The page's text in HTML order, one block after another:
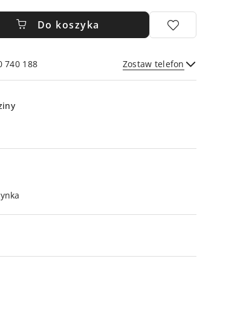
Do koszyka
740 188 Zostaw telefon
Wyślij